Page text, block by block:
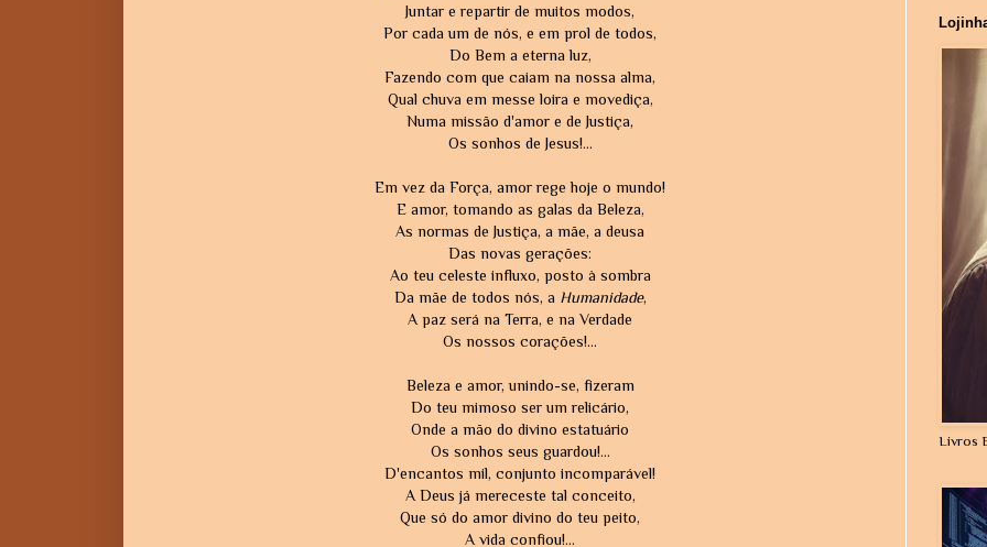
Juntar e repartir de muitos modos,
Por cada um de nós, e em prol de todos,
Do Bem a eterna luz,
Fazendo com que caiam na nossa alma,
Qual chuva em messe loira e movediça,
Numa missão d'amor e de Justiça,
Os sonhos de Jesus!...
Em vez da Força, amor rege hoje o mundo!
E amor, tomando as galas da Beleza,
As normas de Justiça, a mãe, a deusa
Das novas gerações:
Ao teu celeste influxo, posto à sombra
Da mãe de todos nós, a Humanidade,
A paz será na Terra, e na Verdade
Os nossos corações!...
Beleza e amor, unindo-se, fizeram
Do teu mimoso ser um relicário,
Onde a mão do divino estatuário
Os sonhos seus guardou!...
D'encantos mil, conjunto incomparável!
A Deus já mereceste tal conceito,
Que só do amor divino do teu peito,
A vida confiou!...
Livros